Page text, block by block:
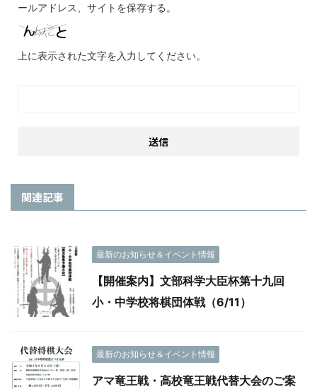
ールアドレス、サイトを保存する。
上に表示された文字を入力してください。
関連記事
最新のお知らせ＆イベント情報
【開催案内】文部科学大臣杯第十九回
小・中学校将棋団体戦（6/11）
最新のお知らせ＆イベント情報
アマ竜王戦・高校竜王戦代替大会のご案